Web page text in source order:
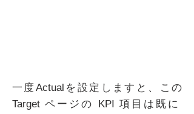
一度Actualを設定しますと、この
Target ページの KPI 項目は既に